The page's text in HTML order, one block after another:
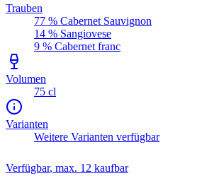
Trauben
77 % Cabernet Sauvignon
14 % Sangiovese
9 % Cabernet franc
Volumen
75 cl
Varianten
Weitere Varianten verfügbar
Verfügbar, max. 12 kaufbar